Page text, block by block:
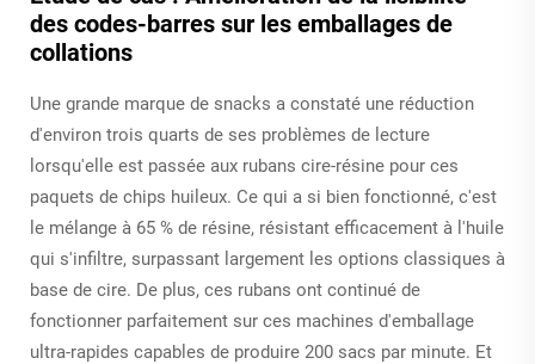
des codes-barres sur les emballages de
collations
Une grande marque de snacks a constaté une réduction
d'environ trois quarts de ses problèmes de lecture
lorsqu'elle est passée aux rubans cire-résine pour ces
paquets de chips huileux. Ce qui a si bien fonctionné, c'est
le mélange à 65 % de résine, résistant efficacement à l'huile
qui s'infiltre, surpassant largement les options classiques à
base de cire. De plus, ces rubans ont continué de
fonctionner parfaitement sur ces machines d'emballage
ultra-rapides capables de produire 200 sacs par minute. Et